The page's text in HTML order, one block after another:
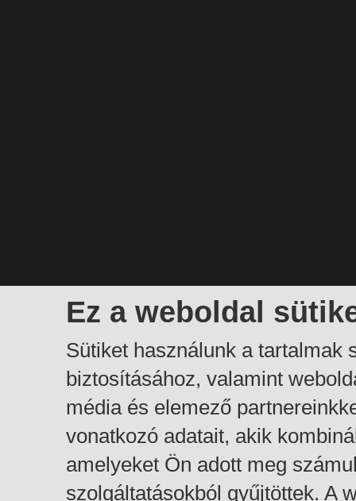
Ez a weboldal
Sütiket használunk a tartalmak
biztosításához, valamint
média és elemező
vonatkozó adatait, akik
amelyeket Ön adott meg
szolgáltatásokból gyűjtöttek. A